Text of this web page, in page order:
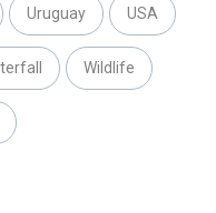
Uruguay USA
Wildlife